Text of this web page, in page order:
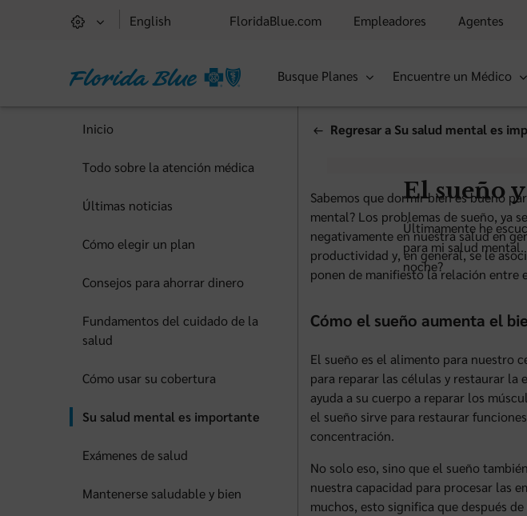
English FloridaBlue.com Empleadores Agentes
Busque Planes Encuentre un Médico
Inicio
Todo sobre la atención médica
Últimas noticias
Cómo elegir un plan
Consejos para ahorrar dinero
Fundamentos del cuidado de la
salud
Cómo usar su cobertura
Su salud mental es importante
Exámenes de salud
Mantenerse saludable y bien
Regresar a Su salud mental es
El sueño
Últimamente he
para mi salud
noche?
Sabemos que dormir bien es bueno
mental? Los problemas de sueño, ya
negativamente en nuestra salud en
productividad y, en general, se le
ponen de manifiesto la relación entre
Cómo el sueño aumenta el
El sueño es el alimento para nuestro
para reparar las células y restaurar la
ayuda a su cuerpo a reparar los
el sueño sirve para restaurar
concentración.
No solo eso, sino que el sueño
nuestra capacidad para procesar las
muchos, esto significa que después